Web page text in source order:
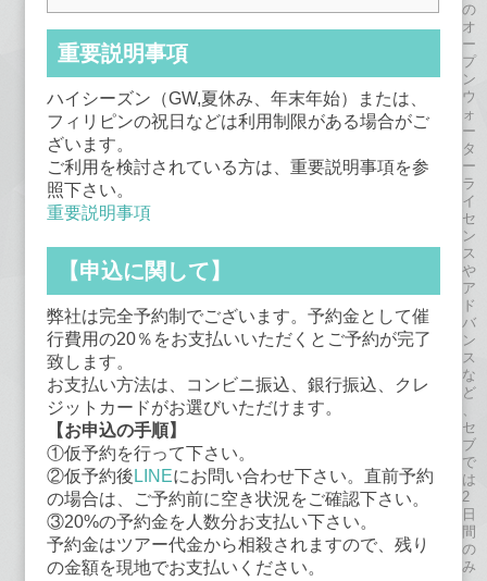
重要説明事項
ハイシーズン（GW,夏休み、年末年始）または、
フィリピンの祝日などは利用制限がある場合がご
ざいます。
ご利用を検討されている方は、重要説明事項を参
照下さい。
重要説明事項
【申込に関して】
弊社は完全予約制でございます。予約金として催
行費用の20％をお支払いいただくとご予約が完了
致します。
お支払い方法は、コンビニ振込、銀行振込、クレ
ジットカードがお選びいただけます。
【お申込の手順】
①仮予約を行って下さい。
②仮予約後 LINEにお問い合わせ下さい。直前予約
の場合は、ご予約前に空き状況をご確認下さい。
③20%の予約金を人数分お支払い下さい。
予約金はツアー代金から相殺されますので、残り
の金額を現地でお支払いください。
の
オ
ー
プ
ン
ウ
ォ
ー
タ
ー
ラ
イ
セ
ン
ス
や
ア
ド
バ
ン
ス
な
ど
、
セ
ブ
で
は
2
日
間
の
み